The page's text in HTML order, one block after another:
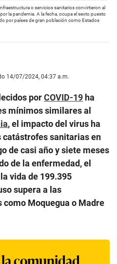
o servicios sanitarios convirtieron al
la pandemia. A la fecha, ocupa el sexto puesto
por países de gran población como Estados
14/07/2024, 04:37 a.m.
porCOVID-19 ha
mínimos similares al
, el impacto del virus ha
catástrofes sanitarias en
de casi año y siete meses
de la enfermedad, el
vida de 199.395
supera a las
como Moquegua o Madre